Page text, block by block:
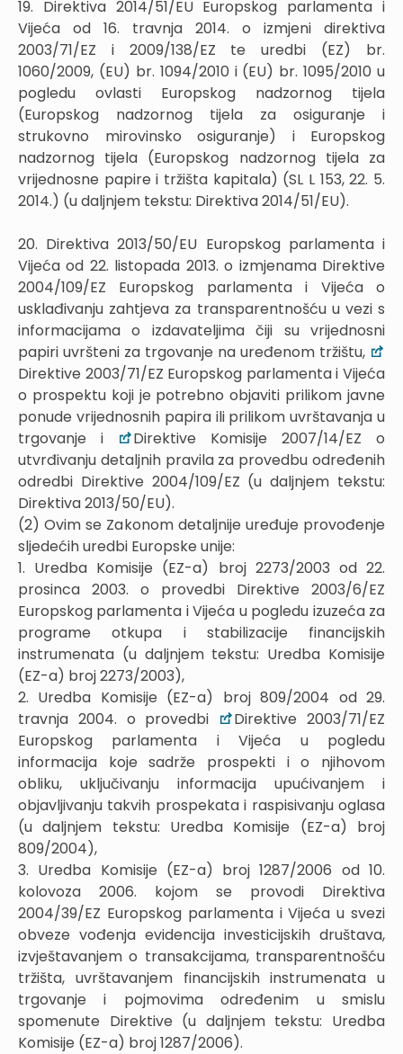
19. Direktiva 2014/51/EU Europskog parlamenta i
Vijeća od 16. travnja 2014. o izmjeni direktiva
2003/71/EZ i 2009/138/EZ te uredbi (EZ) br.
1060/2009, (EU) br. 1094/2010 i (EU) br. 1095/2010 u
pogledu ovlasti Europskog nadzornog tijela
(Europskog nadzornog tijela za osiguranje i
strukovno mirovinsko osiguranje) i Europskog
nadzornog tijela (Europskog nadzornog tijela za
vrijednosne papire i tržišta kapitala) (SL L 153, 22. 5.
2014.) (u daljnjem tekstu: Direktiva 2014/51/EU).
20. Direktiva 2013/50/EU Europskog parlamenta i
Vijeća od 22. listopada 2013. o izmjenama Direktive
2004/109/EZ Europskog parlamenta i Vijeća o
usklađivanju zahtjeva za transparentnošću u vezi s
informacijama o izdavateljima čiji su vrijednosni
papiri uvršteni za trgovanje na uređenom tržištu,
Direktive 2003/71/EZ Europskog parlamenta i Vijeća
o prospektu koji je potrebno objaviti prilikom javne
ponude vrijednosnih papira ili prilikom uvrštavanja u
trgovanje i
Direktive Komisije 2007/14/EZ o
utvrđivanju detaljnih pravila za provedbu određenih
odredbi Direktive 2004/109/EZ (u daljnjem tekstu:
Direktiva 2013/50/EU).
(2) Ovim se Zakonom detaljnije uređuje provođenje
sljedećih uredbi Europske unije:
1. Uredba Komisije (EZ-a) broj 2273/2003 od 22.
prosinca 2003. o provedbi Direktive 2003/6/EZ
Europskog parlamenta i Vijeća u pogledu izuzeća za
programe otkupa i stabilizacije financijskih
instrumenata (u daljnjem tekstu: Uredba Komisije
(EZ-a) broj 2273/2003),
2. Uredba Komisije (EZ-a) broj 809/2004 od 29.
travnja 2004. o provedbi
Direktive 2003/71/EZ
Europskog parlamenta i Vijeća u pogledu
informacija koje sadrže prospekti i o njihovom
obliku, uključivanju informacija upućivanjem i
objavljivanju takvih prospekata i raspisivanju oglasa
(u daljnjem tekstu: Uredba Komisije (EZ-a) broj
809/2004),
3. Uredba Komisije (EZ-a) broj 1287/2006 od 10.
kolovoza 2006. kojom se provodi Direktiva
2004/39/EZ Europskog parlamenta i Vijeća u svezi
obveze vođenja evidencija investicijskih društava,
izvještavanjem o transakcijama, transparentnošću
tržišta, uvrštavanjem financijskih instrumenata u
trgovanje i pojmovima određenim u smislu
spomenute Direktive (u daljnjem tekstu: Uredba
Komisije (EZ-a) broj 1287/2006).